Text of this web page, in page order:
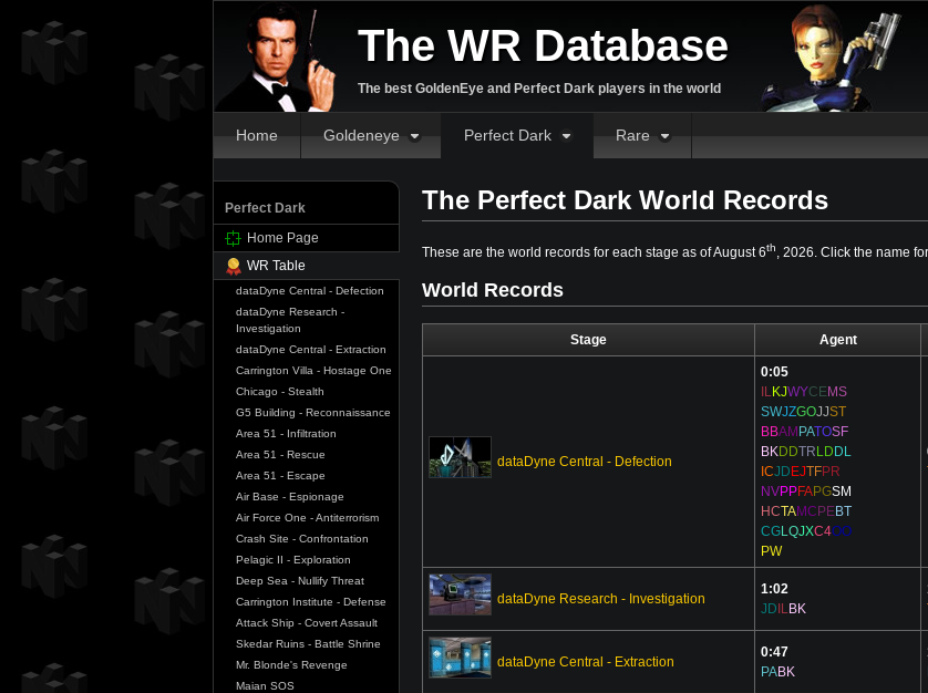
The WR Database
The best GoldenEye and Perfect Dark players in the world
Home Goldeneye Perfect Dark Rare
Perfect Dark
Home Page
WR Table
dataDyne Central - Defection
dataDyne Research -
Investigation
dataDyne Central - Extraction
Carrington Villa - Hostage One
Chicago - Stealth
G5 Building - Reconnaissance
Area 51 - Infiltration
Area 51 - Rescue
Area 51 - Escape
Air Base - Espionage
Air Force One - Antiterrorism
Crash Site - Confrontation
Pelagic II - Exploration
Deep Sea - Nullify Threat
Carrington Institute - Defense
Attack Ship - Covert Assault
Skedar Ruins - Battle Shrine
Mr. Blonde's Revenge
Maian SOS
The Perfect Dark World Records
These are the world records for each stage as of August 6th, 2026. Click the name
World Records
Stage Agent
dataDyne Central - Defection
0:05
ILKJWYCEMS
SWJZGOJJST
BBAM PATOSF
BKDDTR LD DL
ICJD EJTFPR
NVPPFAPGSM
HCTAMC PEBT
CGLQJXC4OO
PW
dataDyne Research - Investigation
1:02
JD ILBK
dataDyne Central - Extraction
0:47
PABK